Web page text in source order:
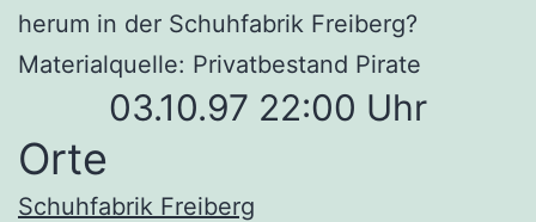
herum in der Schuhfabrik Freiberg?
Materialquelle: Privatbestand Pirate
03.10.97 22:00 Uhr
Orte
Schuhfabrik Freiberg